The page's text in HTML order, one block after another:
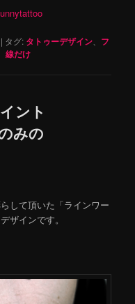
| タグ: タトゥーデザイン
フ
、線だけ
ント
みの
して頂いた「ラインワー
ザインです。